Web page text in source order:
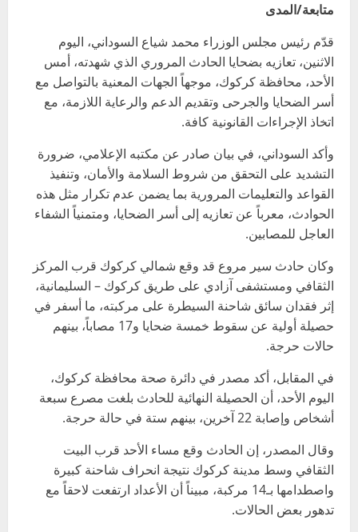
متابعة/المدى
قدّم رئيس مجلس الوزراء محمد شياع السوداني، اليوم
الاثنين، تعازيه بضحايا الحادث المروري الذي شهدته، أمس
الأحد، محافظة كركوك، موجهاً الجهات المعنية بالتواصل مع
أسر الضحايا والجرحى وتقديم الدعم والرعاية اللازمة، مع
اتخاذ الإجراءات القانونية كافة.
وأكد السوداني، في بيان صادر عن مكتبه الإعلامي، ضرورة
التشديد على التحقق من شروط السلامة والأمان، وتنفيذ
القواعد والتعليمات المرورية بما يضمن عدم تكرار مثل هذه
الحوادث، معرباً عن تعازيه إلى أسر الضحايا، ومتمنياً الشفاء
العاجل للمصابين.
وكان حادث سير مروع قد وقع شمالي كركوك قرب المركز
الثقافي ومستشفى آزادي على طريق كركوك – السليمانية،
إثر فقدان سائق شاحنة السيطرة على مركبته، ما أسفر في
حصيلة أولية عن سقوط خمسة ضحايا و17 مصاباً، بينهم
حالات حرجة.
في المقابل، أكد مصدر في دائرة صحة محافظة كركوك،
اليوم الأحد، أن الحصيلة النهائية للحادث بلغت مصرع سبعة
أشخاص وإصابة 22 آخرين، بينهم ستة في حالة حرجة.
وقال المصدر، إن الحادث وقع مساء الأحد قرب البيت
الثقافي وسط مدينة كركوك نتيجة انحراف شاحنة كبيرة
واصطدامها بـ14 مركبة، مبيناً أن الأعداد ارتفعت لاحقاً مع
تدهور بعض الحالات.